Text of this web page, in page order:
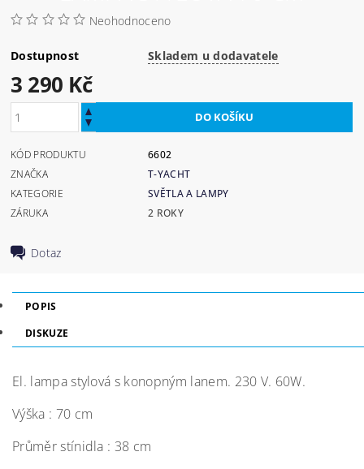
Neohodnoceno
Dostupnost Skladem u dodavatele
3 290 Kč
KÓD PRODUKTU
6602
ZNAČKA
T-YACHT
KATEGORIE
SVĚTLA A LAMPY
ZÁRUKA
2 ROKY
Dotaz
POPIS
DISKUZE
El. lampa stylová s konopným lanem. 230 V. 60W.
Výška : 70 cm
Průměr stínidla : 38 cm